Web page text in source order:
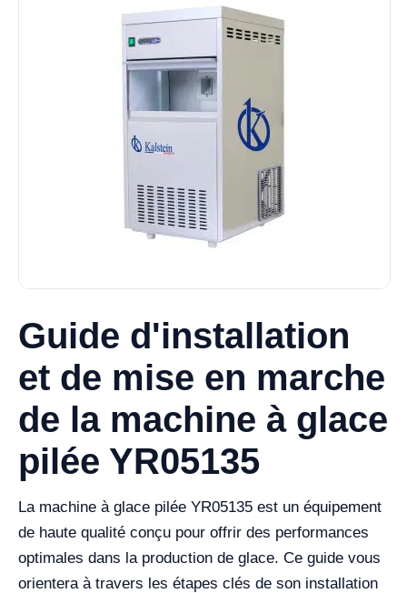
Guide d'installation
et de mise en marche
de la machine à glace
pilée YR05135
La machine à glace pilée YR05135 est un équipement
de haute qualité conçu pour offrir des performances
optimales dans la production de glace. Ce guide vous
orientera à travers les étapes clés de son installation